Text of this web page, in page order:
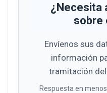
¿Necesita
sobre
Envíenos sus
información
tramitación
Respuesta en